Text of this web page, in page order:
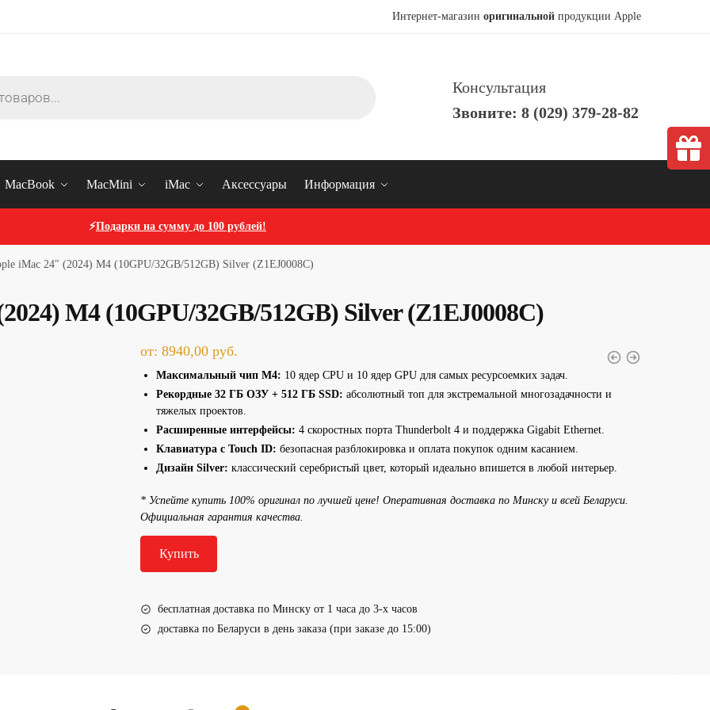
Интернет-магазин оригинальной продукции Apple
Консультация
Звоните: 8 (029) 379-28-82
MacBook MacMini iMac Аксессуары Информация
⚡Подарки на сумму до 100 рублей!
iMac 24″ (2024) M4 (10GPU/32GB/512GB) Silver (Z1EJ0008C)
M4 (10GPU/32GB/512GB) Silver (Z1EJ0008C)
от:8940,00руб.
Максимальный чип M4: 10 ядер CPU и 10 ядер GPU для самых ресурсоемких задач.
Рекордные 32 ГБ ОЗУ + 512 ГБ SSD: абсолютный топ для экстремальной многозадачности и
тяжелых проектов.
Расширенные интерфейсы: 4 скоростных порта Thunderbolt 4 и поддержка Gigabit Ethernet.
Клавиатура с Touch ID: безопасная разблокировка и оплата покупок одним касанием.
Дизайн Silver: классический серебристый цвет, который идеально впишется в любой интерьер.
* Успейте купить 100% оригинал по лучшей цене! Оперативная доставка по Минску и всей Беларуси.
Официальная гарантия качества.
Купить
бесплатная доставка по Минску от 1 часа до 3-х часов
доставка по Беларуси в день заказа (при заказе до 15:00)